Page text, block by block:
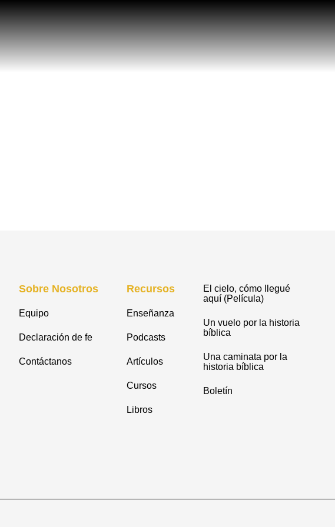
Sobre Nosotros
Equipo
Declaración de fe
Contáctanos
Recursos
Enseñanza
Podcasts
Artículos
Cursos
Libros
El cielo, cómo llegué
aquí (Película)
Un vuelo por la historia
bíblica
Una caminata por la
historia bíblica
Boletín